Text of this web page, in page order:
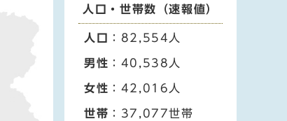
人口・世帯数（速報値）
人口 ：82,554人
男性 ：40,538人
女性 ：42,016人
世帯 ：37,077世帯